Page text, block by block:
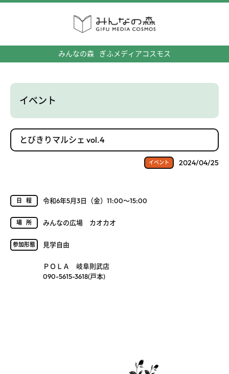
みんなの森 ぎふメディアコスモス
イベント
とびきりマルシェ vol.4
イベント 2024/04/25
日程 令和6年5月3日（金）11:00～15:00
場所 みんなの広場 カオカオ
参加形態 見学自由
ＰＯＬＡ 岐阜則武店
090-5615-3618(戸本)